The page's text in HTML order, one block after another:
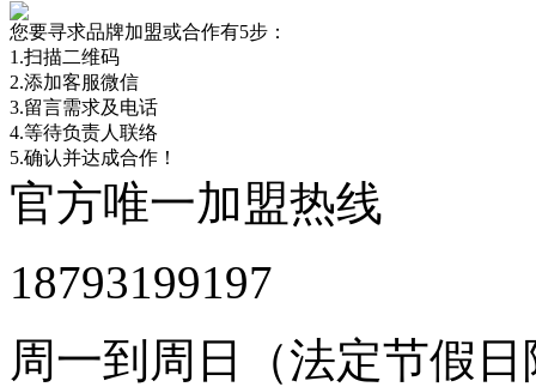
您要寻求品牌加盟或合作有5步：
1.扫描二维码
2.添加客服微信
3.留言需求及电话
4.等待负责人联络
5.确认并达成合作！
官方唯一加盟热线
18793199197
周一到周日（法定节假